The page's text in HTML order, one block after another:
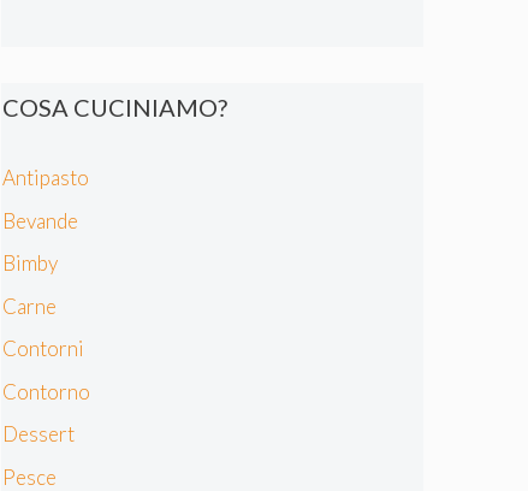
COSA CUCINIAMO?
Antipasto
Bevande
Bimby
Carne
Contorni
Contorno
Dessert
Pesce